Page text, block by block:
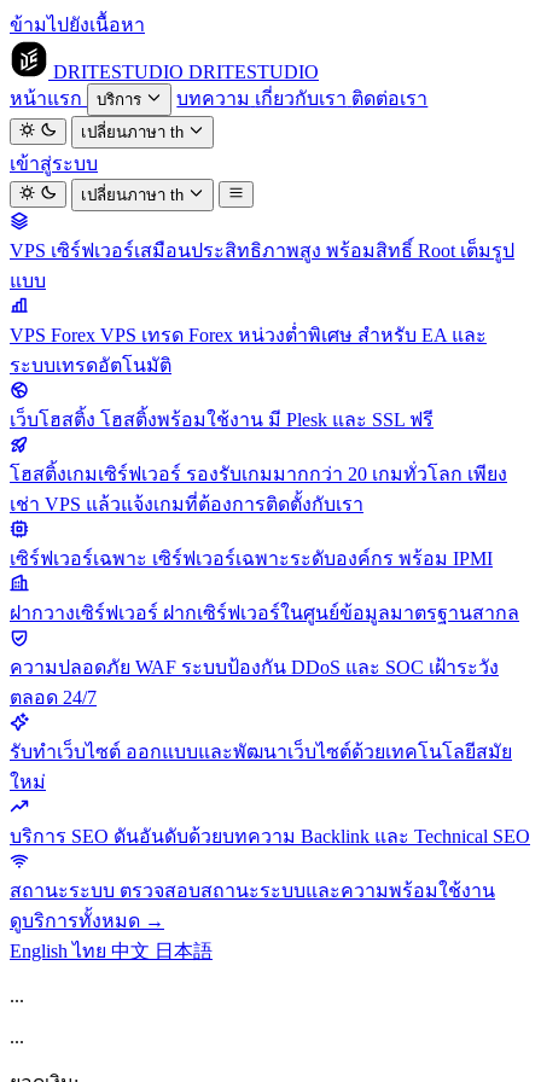
ข้ามไปยังเนื้อหา
DRITESTUDIO DRITESTUDIO
หน้าแรก
บริการ บทความ เกี่ยวกับเรา ติดต่อเรา
เปลี่ยนภาษาth
เข้าสู่ระบบ
เปลี่ยนภาษาth
VPS เซิร์ฟเวอร์เสมือนประสิทธิภาพสูง พร้อมสิทธิ์ Root เต็มรูป
แบบ
VPS Forex VPS เทรด Forex หน่วงต่ำพิเศษ สำหรับ EA และ
ระบบเทรดอัตโนมัติ
เว็บโฮสติ้ง โฮสติ้งพร้อมใช้งาน มี Plesk และ SSL ฟรี
โฮสติ้งเกมเซิร์ฟเวอร์ รองรับเกมมากกว่า 20 เกมทั่วโลก เพียง
เช่า VPS แล้วแจ้งเกมที่ต้องการติดตั้งกับเรา
เซิร์ฟเวอร์เฉพาะ เซิร์ฟเวอร์เฉพาะระดับองค์กร พร้อม IPMI
ฝากวางเซิร์ฟเวอร์ ฝากเซิร์ฟเวอร์ในศูนย์ข้อมูลมาตรฐานสากล
ความปลอดภัย WAF ระบบป้องกัน DDoS และ SOC เฝ้าระวัง
ตลอด 24/7
รับทำเว็บไซต์ ออกแบบและพัฒนาเว็บไซต์ด้วยเทคโนโลยีสมัย
ใหม่
บริการ SEO ดันอันดับด้วยบทความ Backlink และ Technical SEO
สถานะระบบ ตรวจสอบสถานะระบบและความพร้อมใช้งาน
ดูบริการทั้งหมด →
Englishไทย 中文 日本語
...
...